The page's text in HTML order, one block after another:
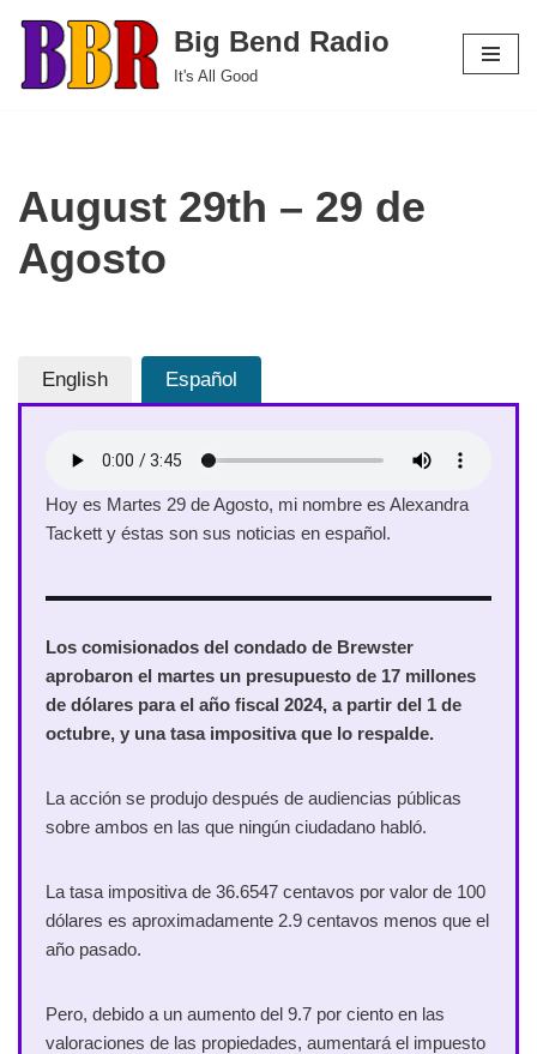
Skip
to
Big Bend Radio
It's All Good
August 29th – 29 de
Agosto
English Español
Hoy es Martes 29 de Agosto, mi nombre es Alexandra
Tackett y éstas son sus noticias en español.
Los comisionados del condado de Brewster
aprobaron el martes un presupuesto de 17 millones
de dólares para el año fiscal 2024, a partir del 1 de
octubre, y una tasa impositiva que lo respalde.
La acción se produjo después de audiencias públicas
sobre ambos en las que ningún ciudadano habló.
La tasa impositiva de 36.6547 centavos por valor de 100
dólares es aproximadamente 2.9 centavos menos que el
año pasado.
Pero, debido a un aumento del 9.7 por ciento en las
valoraciones de las propiedades, aumentará el impuesto